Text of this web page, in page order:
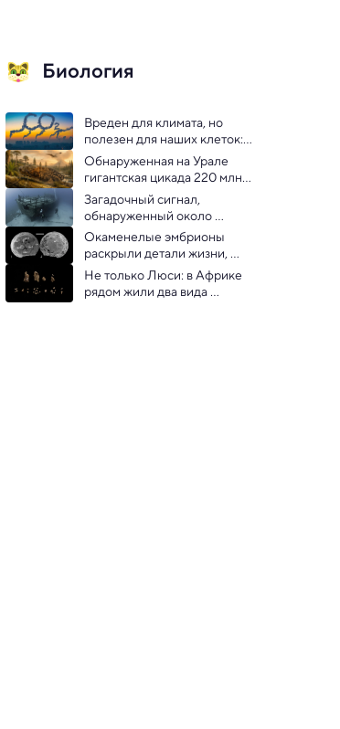
Биология
Вреден для климата, но
полезен для наших клеток:
открыт защитный механизм
CO₂
Обнаруженная на Урале
гигантская цикада 220 млн
лет назад пугала хищников
крыльями
Загадочный сигнал,
обнаруженный около
«Титаника» 26 лет назад,
наконец, объяснен
Окаменелые эмбрионы
раскрыли детали жизни,
существовавшей
полмиллиарда лет назад
Не только Люси: в Африке
рядом жили два вида